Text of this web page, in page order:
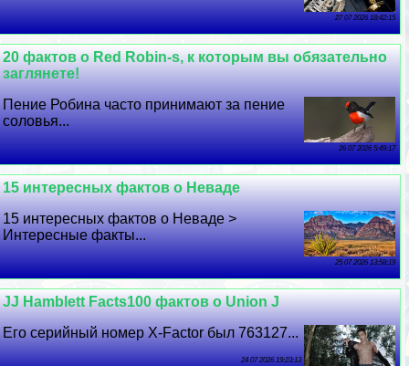
27 07 2026 18:42:15
20 фактов о Red Robin-s, к которым вы обязательно
заглянете!
Пение Робина часто принимают за пение
соловья...
26 07 2026 5:49:17
15 интересных фактов о Неваде
15 интересных фактов о Неваде >
Интересные факты...
25 07 2026 13:58:19
JJ Hamblett Facts100 фактов о Union J
Его серийный номер X-Factor был 763127...
24 07 2026 19:23:13